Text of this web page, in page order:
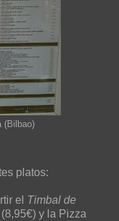
(Bilbao)
platos:
el Timbal de
(8,95€) y la Pizza